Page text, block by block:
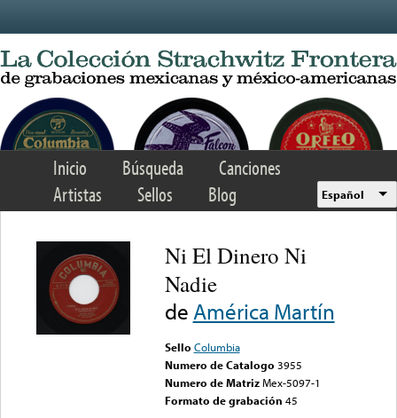
Inicio Búsqueda
Canciones
Artistas
Sellos Blog Español
Ni El Dinero Ni
Nadie
de América Martín
Sello Columbia
Numero de Catalogo 3955
Numero de Matriz Mex-5097-1
Formato de grabación 45